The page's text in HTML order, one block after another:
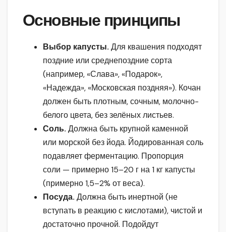
Основные принципы
Выбор капусты. Для квашения подходят
поздние или среднепоздние сорта
(например, «Слава», «Подарок»,
«Надежда», «Московская поздняя»). Кочан
должен быть плотным, сочным, молочно-
белого цвета, без зелёных листьев.
Соль. Должна быть крупной каменной
или морской без йода. Йодированная соль
подавляет ферментацию. Пропорция
соли — примерно 15–20 г на 1 кг капусты
(примерно 1,5–2% от веса).
Посуда. Должна быть инертной (не
вступать в реакцию с кислотами), чистой и
достаточно прочной. Подойдут